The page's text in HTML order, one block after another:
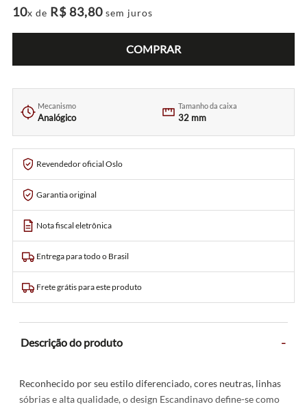
10x de R$ 83,80 sem juros
COMPRAR
Mecanismo
Analógico
Tamanho da caixa
32 mm
Revendedor oficial Oslo
Garantia original
Nota fiscal eletrônica
Entrega para todo o Brasil
Frete grátis para este produto
Descrição do produto -
Reconhecido por seu estilo diferenciado, cores neutras, linhas
sóbrias e alta qualidade, o design Escandinavo define-se como